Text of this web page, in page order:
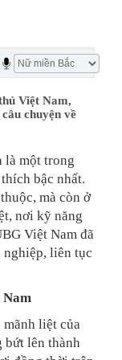
Việt Nam,
chuyện về
là một trong
bậc nhất.
mà còn ở
nơi kỹ năng
Việt Nam đã
nghiệp, liên tục
Nam
liệt của
bứt lên thành